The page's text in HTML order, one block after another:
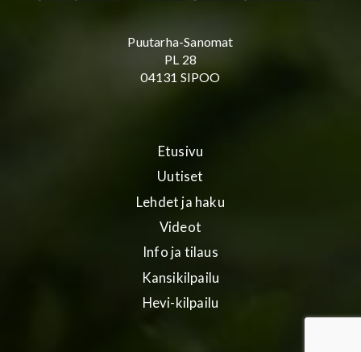
Puutarha-Sanomat
PL 28
04131 SIPOO
Etusivu
Uutiset
Lehdet ja haku
Videot
Info ja tilaus
Kansikilpailu
Hevi-kilpailu